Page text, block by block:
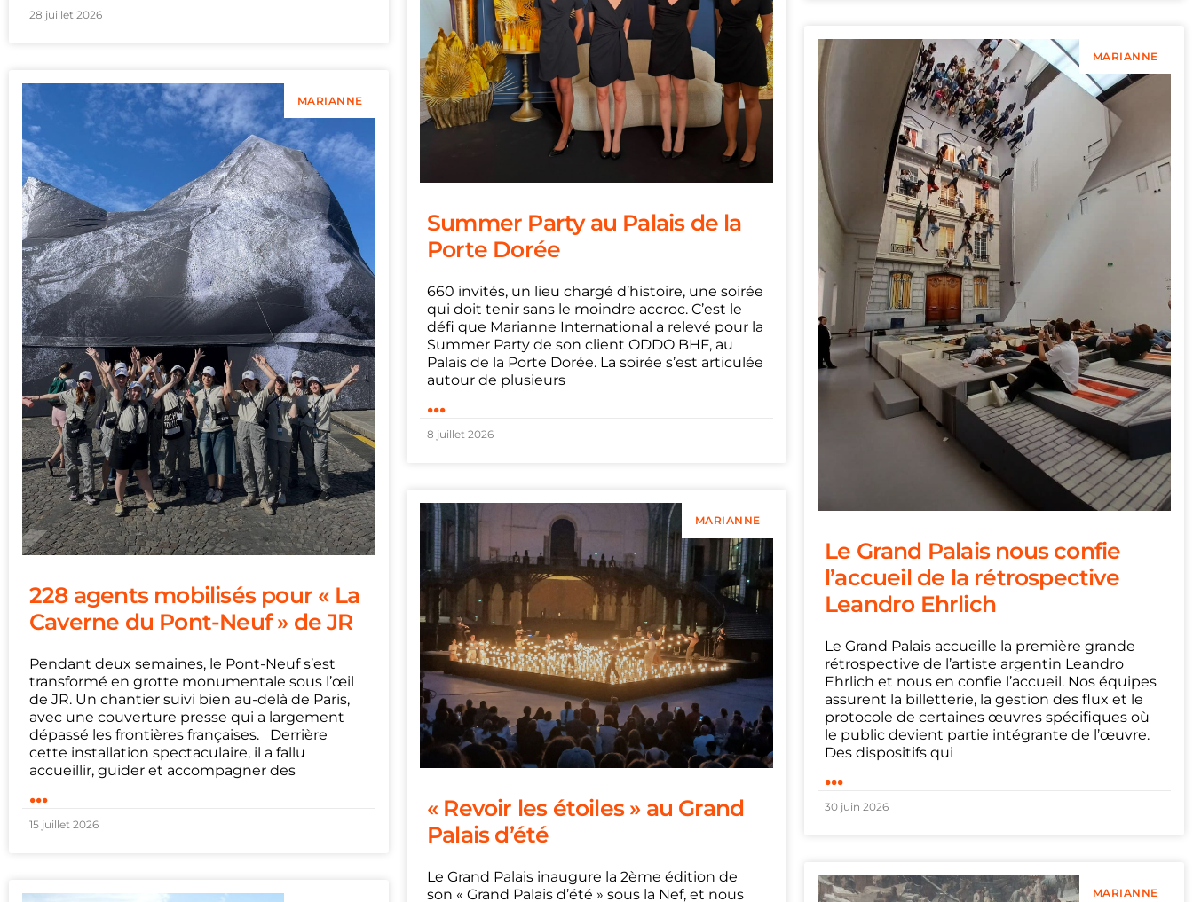
28 juillet 2026
MARIANNE
228 agents mobilisés pour « La
Caverne du Pont-Neuf » de JR
Pendant deux semaines, le Pont-Neuf s’est
transformé en grotte monumentale sous l’œil
de JR. Un chantier suivi bien au-delà de Paris,
avec une couverture presse qui a largement
dépassé les frontières françaises. Derrière
cette installation spectaculaire, il a fallu
accueillir, guider et accompagner des
...
15 juillet 2026
Summer Party au Palais de la
Porte Dorée
660 invités, un lieu chargé d’histoire, une soirée
qui doit tenir sans le moindre accroc. C’est le
défi que Marianne International a relevé pour la
Summer Party de son client ODDO BHF, au
Palais de la Porte Dorée. La soirée s’est articulée
autour de plusieurs
...
8 juillet 2026
MARIANNE
Le Grand Palais nous confie
l’accueil de la rétrospective
Leandro Ehrlich
Le Grand Palais accueille la première grande
rétrospective de l’artiste argentin Leandro
Ehrlich et nous en confie l’accueil. Nos équipes
assurent la billetterie, la gestion des flux et le
protocole de certaines œuvres spécifiques où
le public devient partie intégrante de l’œuvre.
Des dispositifs qui
...
30 juin 2026
MARIANNE
« Revoir les étoiles » au Grand
Palais d’été
Le Grand Palais inaugure la 2ème édition de
son « Grand Palais d’été » sous la Nef, et nous
MARIANNE